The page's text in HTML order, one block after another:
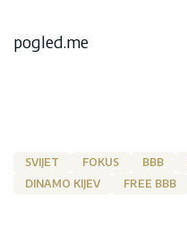
pogled.me
SVIJET FOKUS BBB
DINAMO KIJEV
FREE BBB